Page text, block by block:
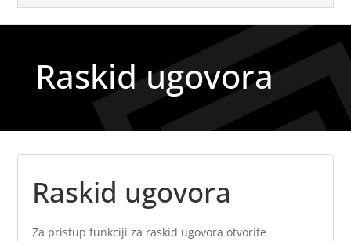
Raskid ugovora
Raskid ugovora
Za pristup funkciji za raskid ugovora otvorite